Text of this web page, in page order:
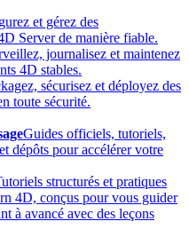
et gérez des
Server de manière fiable.
journalisez et maintenez
4D stables.
sécurisez et déployez des
toute sécurité.
Guides officiels, tutoriels,
dépôts pour accélérer votre
structurés et pratiques
4D, conçus pour vous guider
à avancé avec des leçons